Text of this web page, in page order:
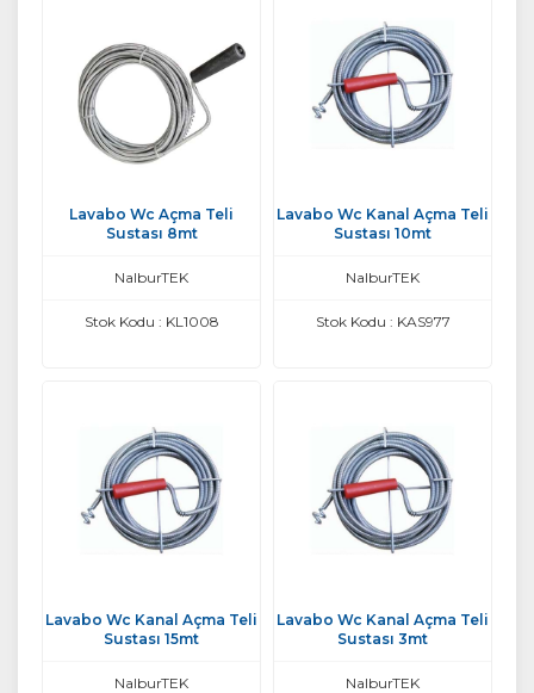
Lavabo Wc Açma Teli
Sustası 8mt
NalburTEK
Stok Kodu : KL1008
Lavabo Wc Kanal Açma Teli
Sustası 10mt
NalburTEK
Stok Kodu : KAS977
Lavabo Wc Kanal Açma Teli
Sustası 15mt
NalburTEK
Lavabo Wc Kanal Açma Teli
Sustası 3mt
NalburTEK